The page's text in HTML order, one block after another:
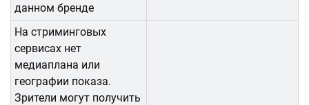
данном бренде
На стриминговых
сервисах нет
медиаплана или
географии показа.
Зрители могут получить